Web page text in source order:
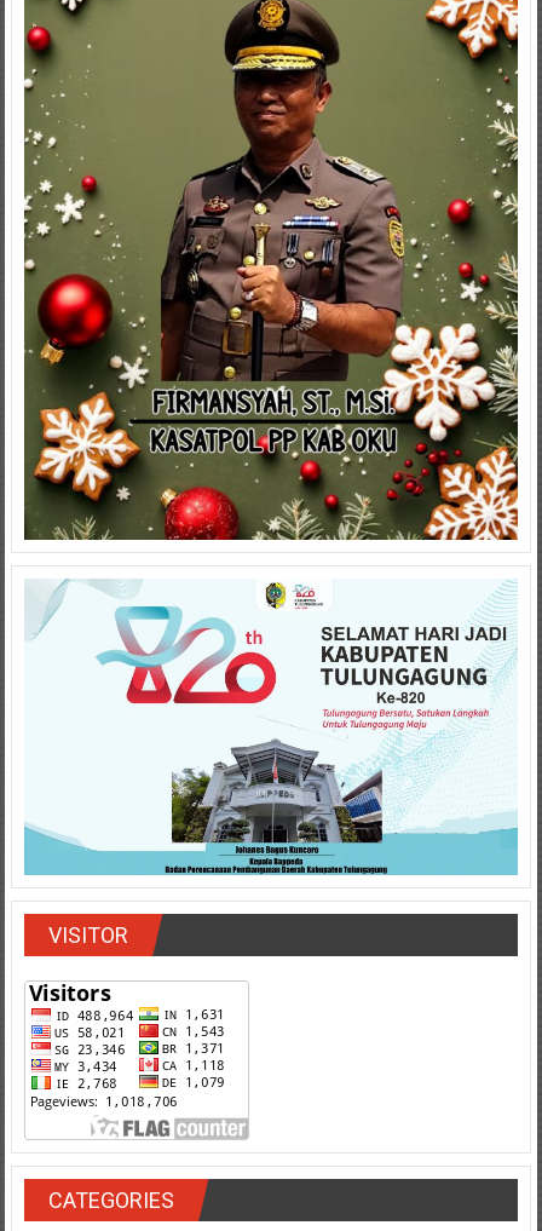
VISITOR
CATEGORIES